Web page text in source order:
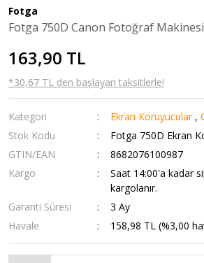
Fotga
Fotga 750D Canon Fotoğraf
163,90 TL
*30,67 TL den başlayan taksitlerle!
Kategori Ekran Koruyucular ,
Stok Kodu
Fotga 750D Ekran
GTIN/EAN
8682076100987
Kargo
Saat 14:00'a kadar
kargolanır.
Garanti Süresi
3 Ay
Havale
158,98 TL (%3,00